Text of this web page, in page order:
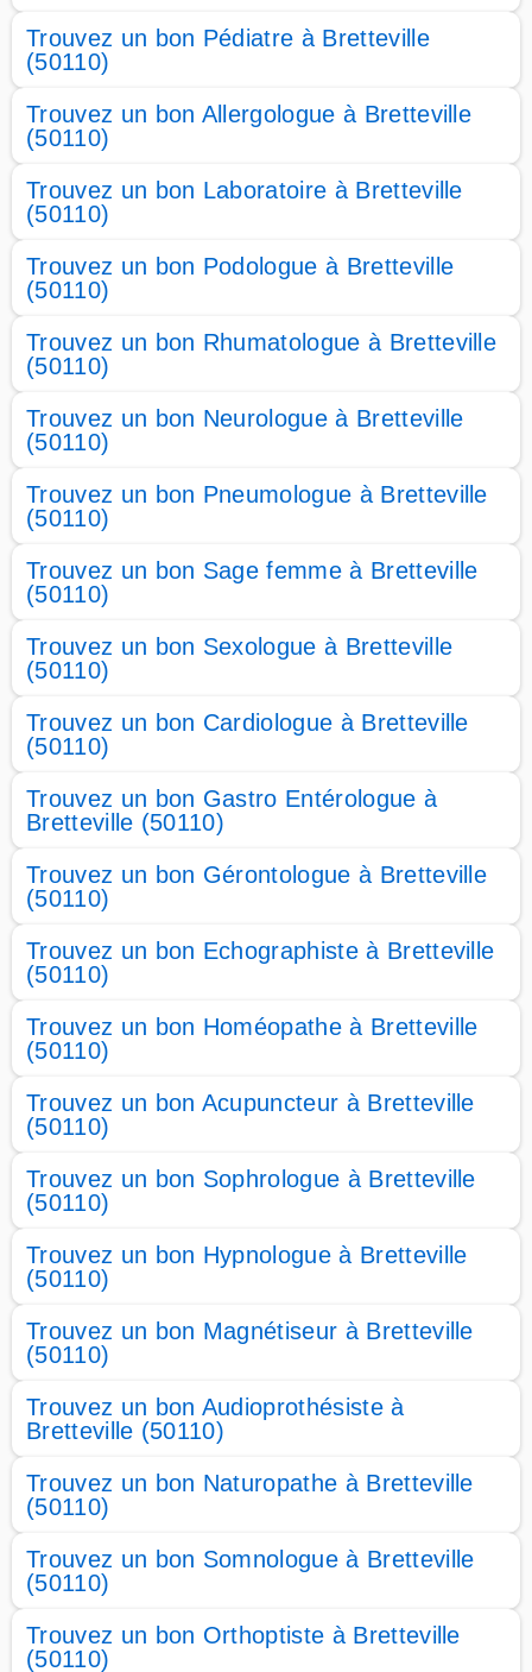
Trouvez un bon Pédiatre à Bretteville
(50110)
Trouvez un bon Allergologue à Bretteville
(50110)
Trouvez un bon Laboratoire à Bretteville
(50110)
Trouvez un bon Podologue à Bretteville
(50110)
Trouvez un bon Rhumatologue à Bretteville
(50110)
Trouvez un bon Neurologue à Bretteville
(50110)
Trouvez un bon Pneumologue à Bretteville
(50110)
Trouvez un bon Sage femme à Bretteville
(50110)
Trouvez un bon Sexologue à Bretteville
(50110)
Trouvez un bon Cardiologue à Bretteville
(50110)
Trouvez un bon Gastro Entérologue à
Bretteville (50110)
Trouvez un bon Gérontologue à Bretteville
(50110)
Trouvez un bon Echographiste à Bretteville
(50110)
Trouvez un bon Homéopathe à Bretteville
(50110)
Trouvez un bon Acupuncteur à Bretteville
(50110)
Trouvez un bon Sophrologue à Bretteville
(50110)
Trouvez un bon Hypnologue à Bretteville
(50110)
Trouvez un bon Magnétiseur à Bretteville
(50110)
Trouvez un bon Audioprothésiste à
Bretteville (50110)
Trouvez un bon Naturopathe à Bretteville
(50110)
Trouvez un bon Somnologue à Bretteville
(50110)
Trouvez un bon Orthoptiste à Bretteville
(50110)